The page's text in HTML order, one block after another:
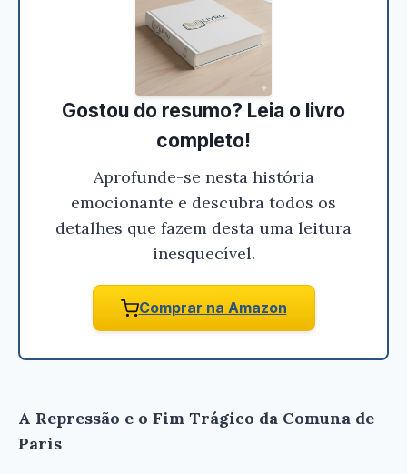
Gostou do resumo? Leia o livro
completo!
Aprofunde-se nesta história
emocionante e descubra todos os
detalhes que fazem desta uma leitura
inesquecível.
Comprar na Amazon
A Repressão e o Fim Trágico da Comuna de
Paris
que você tenha certeza de que o livro é bom
antes de comprar.
A Comuna de Paris os Assaltantes do Céu -
Horácio González
Conferir na Amazon